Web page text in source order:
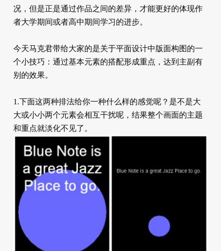
况，但是正是通过作品之间的差异，才能更好的体现作
者大学期间或者高中期间学习的进步。
今天马克君带给大家的是关于平面设计中版面构图的一
个小技巧：通过基本元素的搭配形成重点，达到主副有
别的效果。
1.下面这两种排法给你一种什么样的感觉呢？是不是大
大或小小两个元素会相互干扰呢，结果整个画面的主题
和重点就淡化不见了。